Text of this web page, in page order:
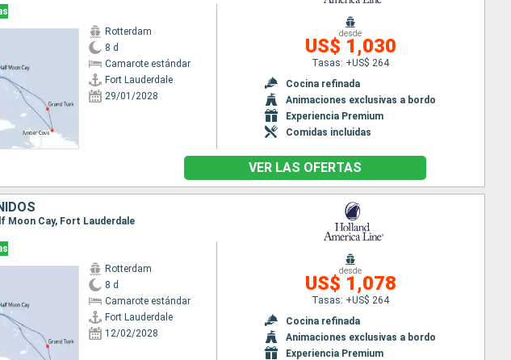
Rotterdam
8 d
Camarote estándar
Fort Lauderdale
29/01/2028
desde
US$ 1,030
Tasas: +US$ 264
Cocina refinada
Animaciones exclusivas a bordo
Experiencia Premium
Comidas incluidas
VER LAS OFERTAS
Moon Cay, Fort Lauderdale
Rotterdam
8 d
Camarote estándar
Fort Lauderdale
12/02/2028
desde
US$ 1,078
Tasas: +US$ 264
Cocina refinada
Animaciones exclusivas a bordo
Experiencia Premium